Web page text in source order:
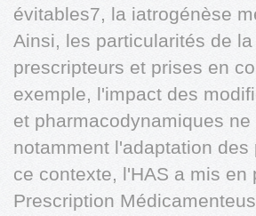
évitables7, la iatrogénèse
Ainsi, les particularités de
prescripteurs et prises en
exemple, l'impact des
et pharmacodynamiques
notamment l'adaptation
ce contexte, l'HAS a mis
Prescription